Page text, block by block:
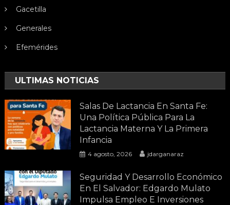
Gacetilla
Generales
Efemérides
ULTIMAS NOTICIAS
Salas De Lactancia En Santa Fe:
Una Política Pública Para La
Lactancia Materna Y La Primera
Infancia
4 agosto, 2026 jdarganaraz
Seguridad Y Desarrollo Económico
En El Salvador: Edgardo Mulato
Impulsa Empleo E Inversiones